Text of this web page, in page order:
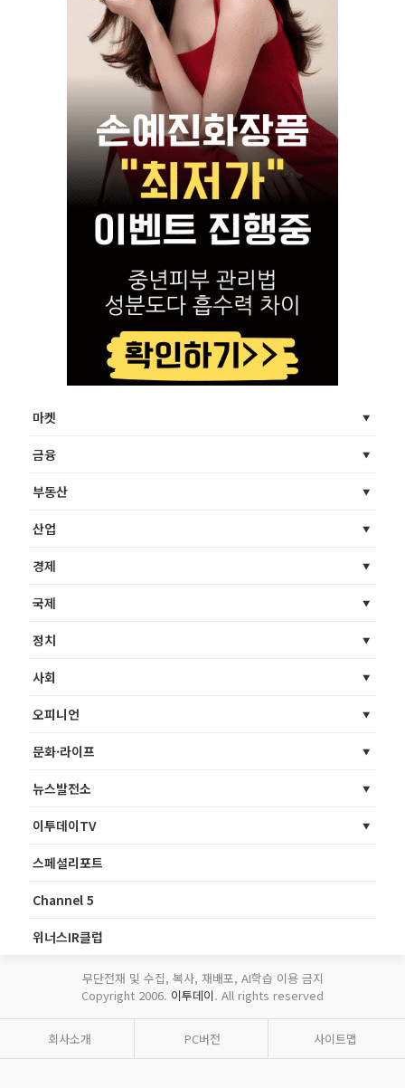
마켓
금융
부동산
산업
경제
국제
정치
사회
오피니언
문화·라이프
뉴스발전소
이투데이TV
스페셜리포트
Channel 5
위너스IR클럽
무단전재 및 수집, 복사, 재배포, AI학습 이용 금지
Copyright 2006. 이투데이. All rights reserved
회사소개 PC버전 사이트맵